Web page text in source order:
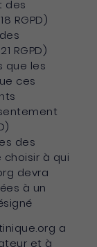
des
RGPD)
RGPD)
que les
ces
des
à qui
devra
à un
a
et à